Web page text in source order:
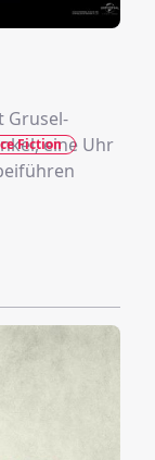
Grusel-
eine Uhr
Fiction